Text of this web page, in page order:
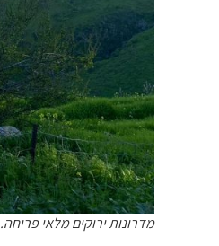
מדרונות ירוקים מלאי